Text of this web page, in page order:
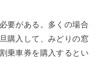
要がある。多くの場合
購入して、みどりの窓
乗車券を購入するとい